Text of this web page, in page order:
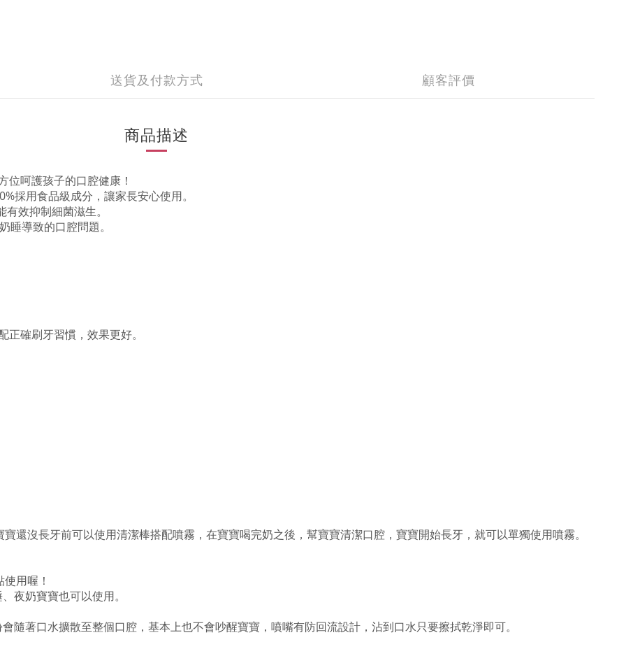
送貨及付款方式 顧客評價
商品描述
位呵護孩子的口腔健康！
採用食品級成分，讓家長安心使用。
效抑制細菌滋生。
導致的口腔問題。
確刷牙習慣，效果更好。
還沒長牙前可以使用清潔棒搭配噴霧，在寶寶喝完奶之後，幫寶寶清潔口腔，寶寶開始長牙，就可以單獨使用噴霧。
用喔！
夜奶寶寶也可以使用。
隨著口水擴散至整個口腔，基本上也不會吵醒寶寶，噴嘴有防回流設計，沾到口水只要擦拭乾淨即可。